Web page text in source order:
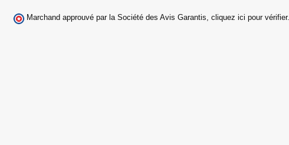
Marchand approuvé par la Société des Avis Garantis, cliquez ici pour vérifier.